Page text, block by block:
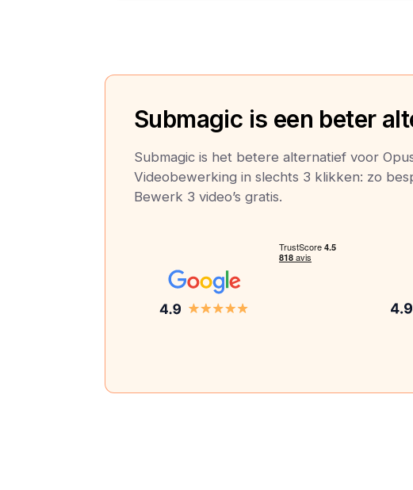
Submagic is een beter
Submagic is het betere alternatief voor
Videobewerking in slechts 3 klikken: zo
Bewerk 3 video’s gratis.